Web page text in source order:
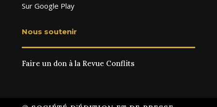
Sur Google Play
Nous soutenir
Faire un don à la Revue Conflits